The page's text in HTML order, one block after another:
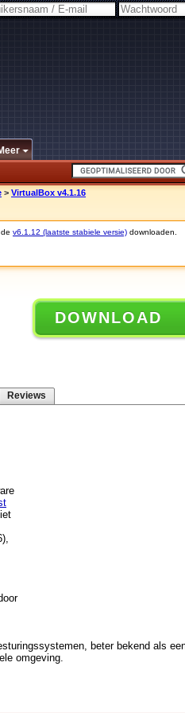
> VirtualBox v4.1.16
v6.1.12 (laatste stabiele versie) downloaden.
DOWNLOAD
Reviews
beter bekend als
omgeving.